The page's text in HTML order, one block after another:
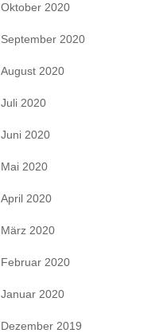
Oktober 2020
September 2020
August 2020
Juli 2020
Juni 2020
Mai 2020
April 2020
März 2020
Februar 2020
Januar 2020
Dezember 2019